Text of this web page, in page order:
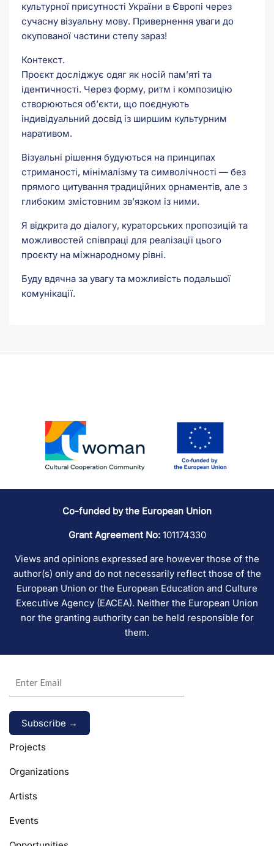
культурної присутності України в Європі через
сучасну візуальну мову. Привернення уваги до
окупованої частини степу зараз!
Контекст.
Проєкт досліджує одяг як носій пам’яті та
ідентичності. Через форму, ритм і композицію
створюються об’єкти, що поєднують
індивідуальний досвід із ширшим культурним
наративом.
Візуальні рішення будуються на принципах
стриманості, мінімалізму та символічності — без
прямого цитування традиційних орнаментів, але з
глибоким змістовним зв’язком із ними.
Я відкрита до діалогу, кураторських пропозицій та
можливостей співпраці для реалізації цього
проєкту на міжнародному рівні.
Буду вдячна за увагу та можливість подальшої
комунікації.
Co-funded by the European Union
Grant Agreement No:101174330
Views and opinions expressed are however those of the
author(s) only and do not necessarily reflect those of the
European Union or the European Education and Culture
Executive Agency (EACEA). Neither the European Union
nor the granting authority can be held responsible for
them.
Alternative:
Projects
Organizations
Artists
Events